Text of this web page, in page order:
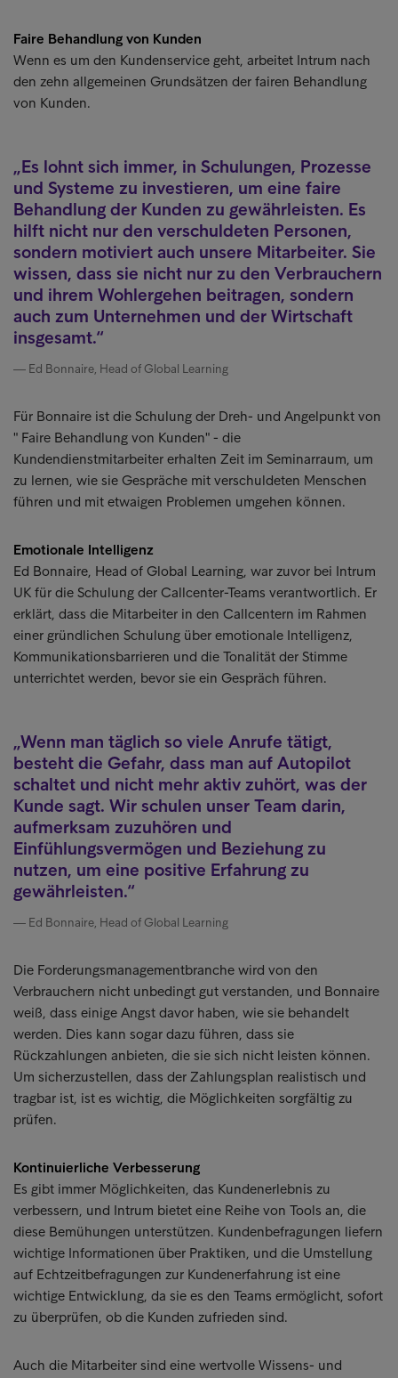
Faire Behandlung von Kunden
Wenn es um den Kundenservice geht, arbeitet Intrum nach
den zehn allgemeinen Grundsätzen der fairen Behandlung
von Kunden.
Es lohnt sich immer, in Schulungen, Prozesse
und Systeme zu investieren, um eine faire
Behandlung der Kunden zu gewährleisten. Es
hilft nicht nur den verschuldeten Personen,
sondern motiviert auch unsere Mitarbeiter. Sie
wissen, dass sie nicht nur zu den Verbrauchern
und ihrem Wohlergehen beitragen, sondern
auch zum Unternehmen und der Wirtschaft
insgesamt.
Ed Bonnaire, Head of Global Learning
Für Bonnaire ist die Schulung der Dreh- und Angelpunkt von
" Faire Behandlung von Kunden" - die
Kundendienstmitarbeiter erhalten Zeit im Seminarraum, um
zu lernen, wie sie Gespräche mit verschuldeten Menschen
führen und mit etwaigen Problemen umgehen können.
Emotionale Intelligenz
Ed Bonnaire, Head of Global Learning, war zuvor bei Intrum
UK für die Schulung der Callcenter-Teams verantwortlich. Er
erklärt, dass die Mitarbeiter in den Callcentern im Rahmen
einer gründlichen Schulung über emotionale Intelligenz,
Kommunikationsbarrieren und die Tonalität der Stimme
unterrichtet werden, bevor sie ein Gespräch führen.
Wenn man täglich so viele Anrufe tätigt,
besteht die Gefahr, dass man auf Autopilot
schaltet und nicht mehr aktiv zuhört, was der
Kunde sagt. Wir schulen unser Team darin,
aufmerksam zuzuhören und
Einfühlungsvermögen und Beziehung zu
nutzen, um eine positive Erfahrung zu
gewährleisten.
Ed Bonnaire, Head of Global Learning
Die Forderungsmanagementbranche wird von den
Verbrauchern nicht unbedingt gut verstanden, und Bonnaire
weiß, dass einige Angst davor haben, wie sie behandelt
werden. Dies kann sogar dazu führen, dass sie
Rückzahlungen anbieten, die sie sich nicht leisten können.
Um sicherzustellen, dass der Zahlungsplan realistisch und
tragbar ist, ist es wichtig, die Möglichkeiten sorgfältig zu
prüfen.
Kontinuierliche Verbesserung
Es gibt immer Möglichkeiten, das Kundenerlebnis zu
verbessern, und Intrum bietet eine Reihe von Tools an, die
diese Bemühungen unterstützen. Kundenbefragungen liefern
wichtige Informationen über Praktiken, und die Umstellung
auf Echtzeitbefragungen zur Kundenerfahrung ist eine
wichtige Entwicklung, da sie es den Teams ermöglicht, sofort
zu überprüfen, ob die Kunden zufrieden sind.
Auch die Mitarbeiter sind eine wertvolle Wissens- und